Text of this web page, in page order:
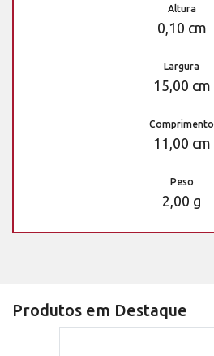
Altura
0,10 cm
Largura
15,00 cm
Comprimento
11,00 cm
Peso
2,00 g
Produtos em Destaque